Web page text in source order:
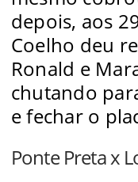
depois, aos
Coelho deu
Ronald e
chutando
e fechar o
Ponte Preta x